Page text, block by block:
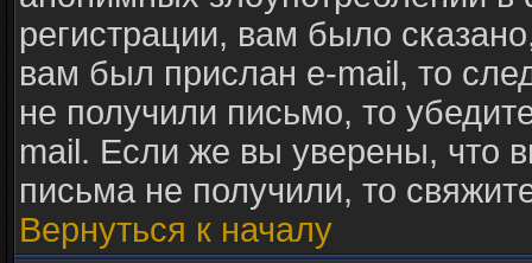
регистрации, вам было
вам был прислан e-mail, то
не получили письмо, то
mail. Если же вы уверены, что
письма не получили, то
Вернуться к началу